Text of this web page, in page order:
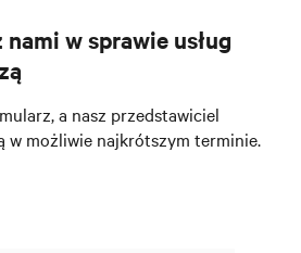
w sprawie usług
a nasz przedstawiciel
w możliwie najkrótszym terminie.